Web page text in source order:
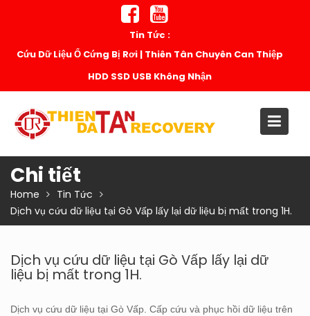
Tin Tức :
Hướng Dẫn Xử Lý Ổ Cứng Kêu Lạch Cạch: Sơ Cứu Chuẩn
Chuyên Gia
Chi tiết
Home
Tin Tức
Dịch vụ cứu dữ liệu tại Gò Vấp lấy lại dữ liệu bị mất trong 1H.
Dịch vụ cứu dữ liệu tại Gò Vấp lấy lại dữ
liệu bị mất trong 1H.
Dịch vụ cứu dữ liệu tại Gò Vấp. Cấp cứu và phục hồi dữ liệu trên